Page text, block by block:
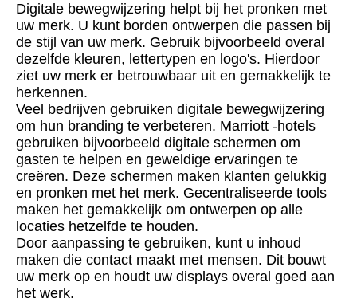
Digitale bewegwijzering helpt bij het pronken met
uw merk. U kunt borden ontwerpen die passen bij
de stijl van uw merk. Gebruik bijvoorbeeld overal
dezelfde kleuren, lettertypen en logo's. Hierdoor
ziet uw merk er betrouwbaar uit en gemakkelijk te
herkennen.
Veel bedrijven gebruiken digitale bewegwijzering
om hun branding te verbeteren. Marriott -hotels
gebruiken bijvoorbeeld digitale schermen om
gasten te helpen en geweldige ervaringen te
creëren. Deze schermen maken klanten gelukkig
en pronken met het merk. Gecentraliseerde tools
maken het gemakkelijk om ontwerpen op alle
locaties hetzelfde te houden.
Door aanpassing te gebruiken, kunt u inhoud
maken die contact maakt met mensen. Dit bouwt
uw merk op en houdt uw displays overal goed aan
het werk.